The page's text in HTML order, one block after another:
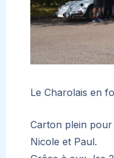
Le Charolais en
Carton plein
Nicole et Paul.